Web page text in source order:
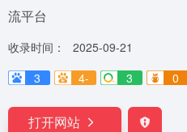
流平台
收录时间：
2025-09-21
3
4- 3 0
打开网站